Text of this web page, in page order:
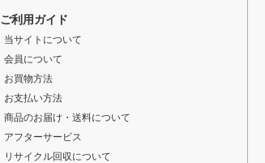
ご利用ガイド
当サイトについて
会員について
お買物方法
お支払い方法
商品のお届け・送料について
アフターサービス
リサイクル回収について